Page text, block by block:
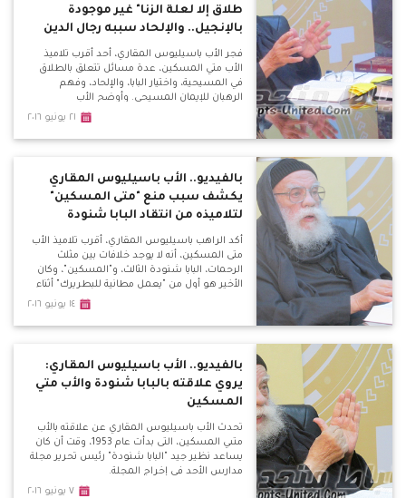
طلاق إلا لعلة الزنا" غير موجودة
بالإنجيل.. والإلحاد سببه رجال الدين
فجر الأب باسيليوس المقاري، أحد أقرب تلاميذ
الأب متي المسكين، عدة مسائل تتعلق بالطلاق
في المسيحية، واختيار البابا، والإلحاد، وفهم
الرهبان للإيمان المسيحي. وأوضح الأب
باسيليوس، خلال لقائه ببرنامج قضايا مثيرة للجدل
عبارة "لا طلاق إلا لعله الزنا" غير موجودة بالكتاب
٢١ يونيو ٢٠١٦
بالفيديو.. الأب باسيليوس المقاري
يكشف سبب منع "متى المسكين"
لتلاميذه من انتقاد البابا شنودة
أكد الراهب باسيليوس المقاري، أقرب تلاميذ الأب
متى المسكين، أنه لا يوجد خلافات بين مثلث
الرحمات، البابا شنودة الثالث، و"المسكين"، وكان
الأخير هو أول من "يعمل مطانية للبطريرك" أثناء
زيارته للدير، لافتًا في نفس الوقت إلى أن أتباع البابا
يجوز أبدًا حتى من بطريرك، ولكن يتم بـ"مجمع
١٤ يونيو ٢٠١٦
بالفيديو.. الأب باسيليوس المقاري:
يروي علاقته بالبابا شنودة والأب متي
المسكين
تحدث الأب باسيليوس المقاري عن علاقته بالأب
متىي المسكين، التى بدأت عام 1953، وقت أن كان
يساعد نظير جيد "البابا شنودة" رئيس تحرير مجلة
مدارس الأحد في إخراج المجلة.
٧ يونيو ٢٠١٦